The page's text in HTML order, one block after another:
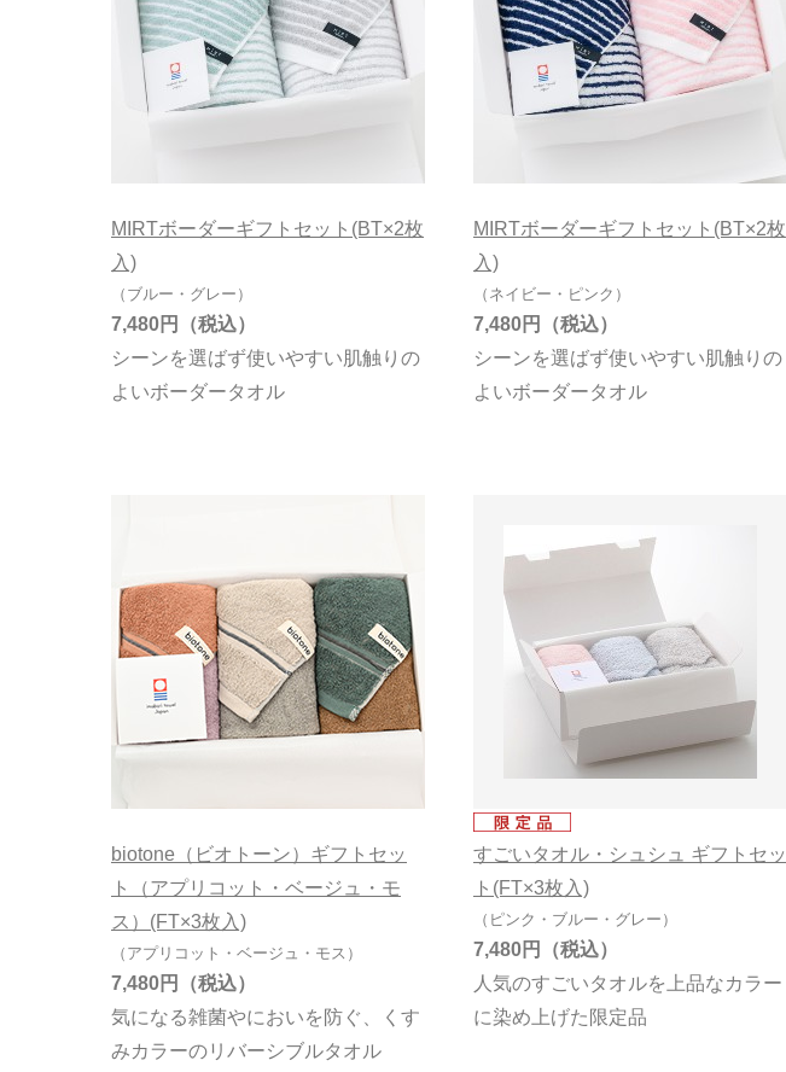
MIRTボーダーギフトセット(BT×2枚
入)
（ブルー・グレー）
シーンを選ばず使いやすい肌触りの
よいボーダータオル
7,480円
MIRTボーダーギフトセット(BT×2枚
入)
（ネイビー・ピンク）
シーンを選ばず使いやすい肌触りの
よいボーダータオル
7,480円
biotone（ビオトーン）ギフトセッ
ト（アプリコット・ベージュ・モ
ス）(FT×3枚入)
（アプリコット・ベージュ・モス）
気になる雑菌やにおいを防ぐ、くす
みカラーのリバーシブルタオル
7,480円
すごいタオル・シュシュ ギフトセッ
ト(FT×3枚入)
（ピンク・ブルー・グレー）
人気のすごいタオルを上品なカラー
に染め上げた限定品
7,480円